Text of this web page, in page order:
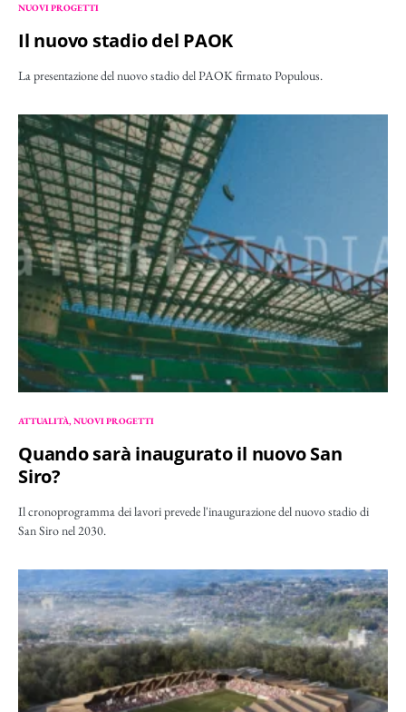
NUOVI PROGETTI
Il nuovo stadio del PAOK
La presentazione del nuovo stadio del PAOK firmato Populous.
ATTUALITÀ NUOVI PROGETTI
Quando sarà inaugurato il nuovo San
Siro?
Il cronoprogramma dei lavori prevede l'inaugurazione del nuovo stadio di
San Siro nel 2030.